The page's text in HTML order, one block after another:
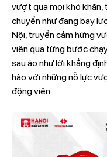
vượt qua mọi khó khăn,
chuyển như đang bay
Nội, truyền cảm hứng
viên qua từng bước
sau áo như lời khẳng
hào với những nỗ lực
động viên.